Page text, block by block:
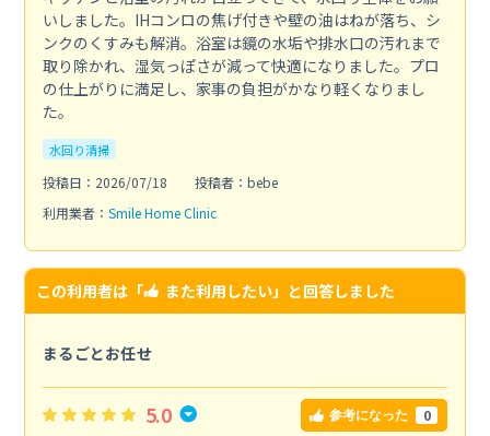
いしました。IHコンロの焦げ付きや壁の油はねが落ち、シ
ンクのくすみも解消。浴室は鏡の水垢や排水口の汚れまで
取り除かれ、湿気っぽさが減って快適になりました。プロ
の仕上がりに満足し、家事の負担がかなり軽くなりまし
た。
水回り清掃
投稿日：2026/07/18
投稿者：bebe
利用業者： Smile Home Clinic
この利用者は「 また利用したい」と回答しました
まるごとお任せ
5.0 参考になった 0